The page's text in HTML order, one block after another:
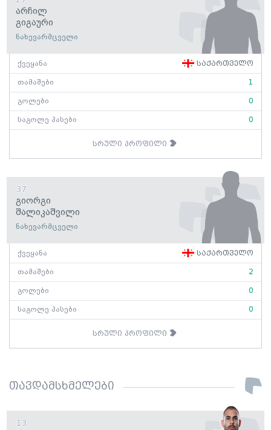
Არჩილ
Გიგაური
ნახევარმცველი
ქვეყანა საქართველო
თამაშები 1
გოლები 0
საგოლე პასები 0
სრული პროფილი
37
Გიორგი
Შალიკაშვილი
ნახევარმცველი
ქვეყანა საქართველო
თამაშები 2
გოლები 0
საგოლე პასები 0
სრული პროფილი
თავდამსხმელები
13